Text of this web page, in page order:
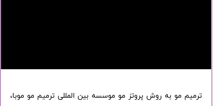
ترمیم مو به روش پروتز مو موسسه بین المللی ترمیم مو موبا،